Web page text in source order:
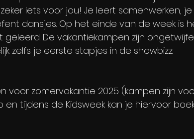
iets voor jou! Je leert samenwerken,
dansjes. Op het einde van de week is
geleerd. De vakantiekampen zijn
zelfs je eerste stapjes in de showbizz.
voor zomervakantie 2025 (kampen zijn
en tijdens de Kidsweek kan je hiervoor